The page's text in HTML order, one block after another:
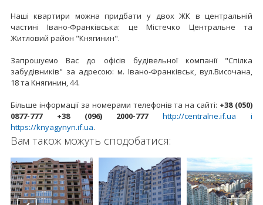
Наші квартири можна придбати у двох ЖК в центральній
частині Івано-Франківська: це Містечко Центральне та
Житловий район "Княгинин".
Запрошуємо Вас до офісів будівельної компанії "Спілка
забудівників" за адресою: м. Івано-Франківськ, вул.Височана,
18 та Княгинин, 44.
Більше інформації за номерами телефонів та на сайті: +38 (050)
0877-777 +38 (096) 2000-777
http://centralne.if.ua і
https://knyagynyn.if.ua.
Вам також можуть сподобатися: